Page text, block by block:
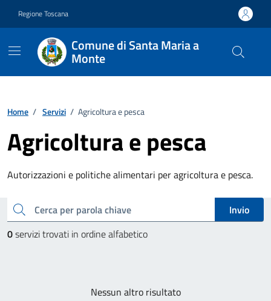
Regione Toscana
Comune di Santa Maria a
Monte
Home / Servizi / Agricoltura e pesca
Agricoltura e pesca
Autorizzazioni e politiche alimentari per agricoltura e pesca.
Esplora tutti i servizi
cerca
Invio
0servizi trovati in ordine alfabetico
Nessun altro risultato